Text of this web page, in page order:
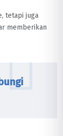
tetapi juga
memberikan